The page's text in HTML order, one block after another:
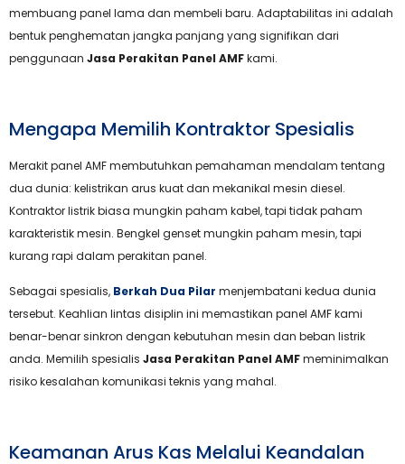
membuang panel lama dan membeli baru. Adaptabilitas ini adalah
bentuk penghematan jangka panjang yang signifikan dari
penggunaan Jasa Perakitan Panel AMFkami.
Mengapa Memilih Kontraktor Spesialis
Merakit panel AMF membutuhkan pemahaman mendalam tentang
dua dunia: kelistrikan arus kuat dan mekanikal mesin diesel.
Kontraktor listrik biasa mungkin paham kabel, tapi tidak paham
karakteristik mesin. Bengkel genset mungkin paham mesin, tapi
kurang rapi dalam perakitan panel.
Sebagai spesialis, Berkah Dua Pilar menjembatani kedua dunia
tersebut. Keahlian lintas disiplin ini memastikan panel AMF kami
benar-benar sinkron dengan kebutuhan mesin dan beban listrik
anda. Memilih spesialis Jasa Perakitan Panel AMFmeminimalkan
risiko kesalahan komunikasi teknis yang mahal.
Keamanan Arus Kas Melalui Keandalan